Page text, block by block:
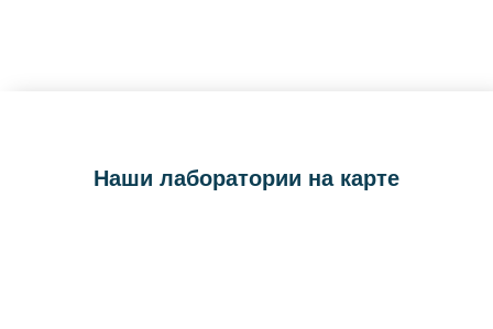
Наши лаборатории на карте